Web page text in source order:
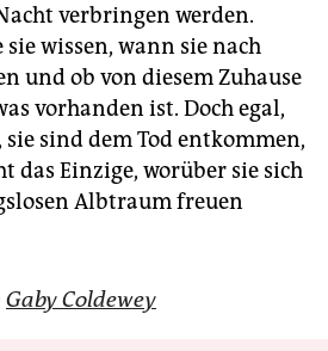
verbringen werden.
sie wissen, wann sie nach
und ob von diesem Zuhause
vorhanden ist. Doch egal,
sind dem Tod entkommen,
das Einzige, worüber sie sich
Albtraum freuen
Gaby Coldewey